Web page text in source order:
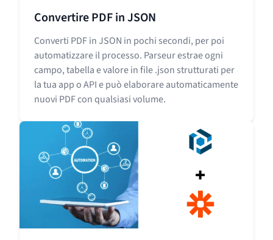
Convertire PDF in JSON
Converti PDF in JSON in pochi secondi, per poi
automatizzare il processo. Parseur estrae ogni
campo, tabella e valore in file .json strutturati per
la tua app o API e può elaborare automaticamente
nuovi PDF con qualsiasi volume.